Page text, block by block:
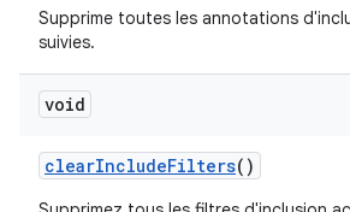
Supprime toutes les annotations
suivies.
void
clearIncludeFilters()